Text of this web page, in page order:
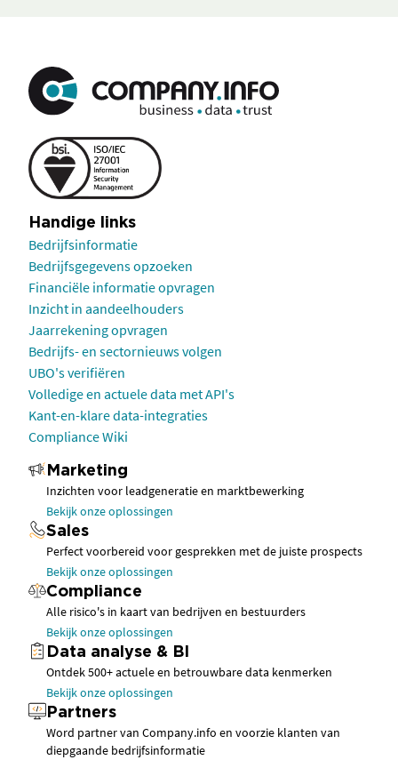
Handige links
Bedrijfsinformatie
Bedrijfsgegevens opzoeken
Financiële informatie opvragen
Inzicht in aandeelhouders
Jaarrekening opvragen
Bedrijfs- en sectornieuws volgen
UBO's verifiëren
Volledige en actuele data met API's
Kant-en-klare data-integraties
Compliance Wiki
Marketing
Inzichten voor leadgeneratie en marktbewerking
Bekijk onze oplossingen
Sales
Perfect voorbereid voor gesprekken met de juiste prospects
Bekijk onze oplossingen
Compliance
Alle risico's in kaart van bedrijven en bestuurders
Bekijk onze oplossingen
Data analyse & BI
Ontdek 500+ actuele en betrouwbare data kenmerken
Bekijk onze oplossingen
Partners
Word partner van Company.info en voorzie klanten van
diepgaande bedrijfsinformatie